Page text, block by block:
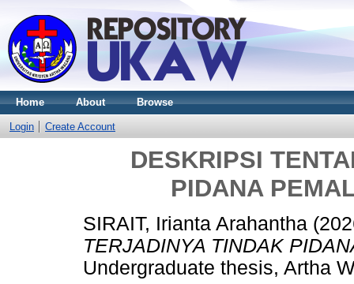
Home About Browse
Login Create Account
DESKRIPSI
PIDANA
SIRAIT, Irianta Arahantha
TERJADINYA TINDAK
Undergraduate thesis, Artha